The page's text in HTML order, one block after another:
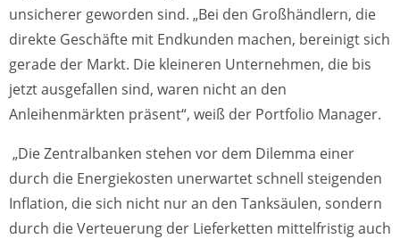
unsicherer geworden sind. „Bei den Großhändlern, die
direkte Geschäfte mit Endkunden machen, bereinigt sich
gerade der Markt. Die kleineren Unternehmen, die bis
jetzt ausgefallen sind, waren nicht an den
Anleihenmärkten präsent“, weiß der Portfolio Manager.
„Die Zentralbanken stehen vor dem Dilemma einer
durch die Energiekosten unerwartet schnell steigenden
Inflation, die sich nicht nur an den Tanksäulen, sondern
durch die Verteuerung der Lieferketten mittelfristig auch